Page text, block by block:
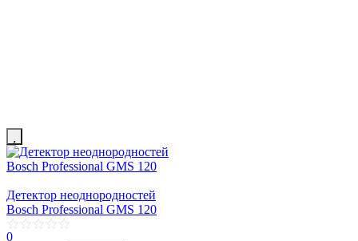
Детектор неоднородностей
Bosch Professional GMS 120
0